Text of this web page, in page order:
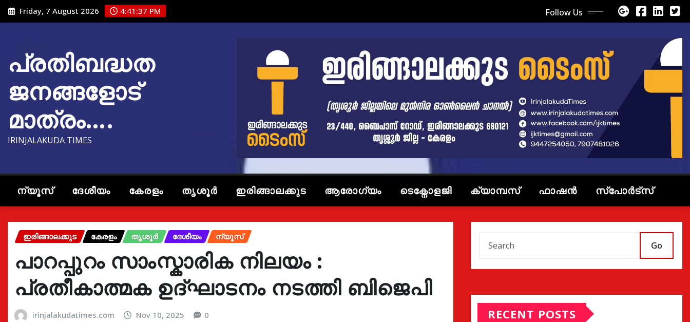
Skip
to
Friday, 7 August 2026 4:41:38 PM Follow Us
പ്രതിബദ്ധത
ജനങ്ങളോട്
മാത്രം….
IRINJALAKUDA TIMES
ന്യൂസ് ദേശീയം കേരളം തൃശൂർ ഇരിങ്ങാലക്കുട ആരോഗ്യം ടെക്നോളജി ക്യാമ്പസ് ഫാഷൻ സ്പോർട്സ്
ഇരിങ്ങാലക്കുട കേരളം തൃശൂർ ദേശീയം ന്യൂസ്
പാറപ്പുറം സാംസ്കാരിക നിലയം :
പ്രതീകാത്മക ഉദ്ഘാടനം നടത്തി ബിജെപി
irinjalakudatimes.com Nov 10, 2025 0
Go
RECENT POSTS